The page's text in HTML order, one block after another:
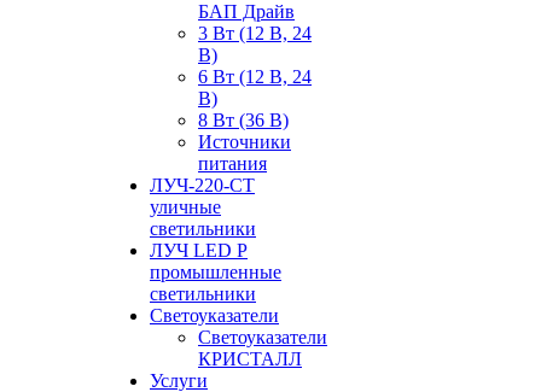
БАП Драйв
3 Вт (12 В, 24
В)
6 Вт (12 В, 24
В)
8 Вт (36 В)
Источники
питания
ЛУЧ-220-СТ
уличные
светильники
ЛУЧ LED P
промышленные
светильники
Светоуказатели
Светоуказатели
КРИСТАЛЛ
Услуги